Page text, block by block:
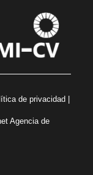
de privacidad |
Agencia de